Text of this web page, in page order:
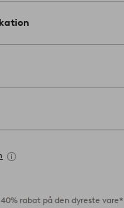
40% rabat på den dyreste vare*